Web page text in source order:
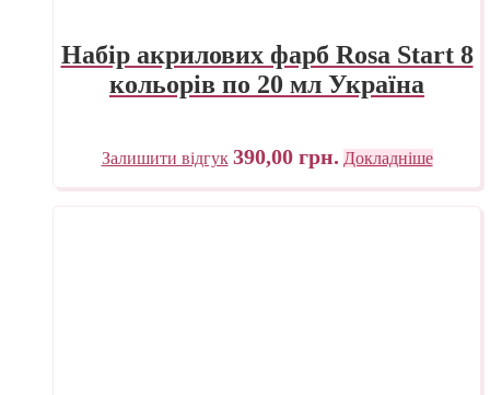
Набір акрилових фарб Rosa Start 8
кольорів по 20 мл Україна
Залишити відгук 390,00 грн. Докладніше